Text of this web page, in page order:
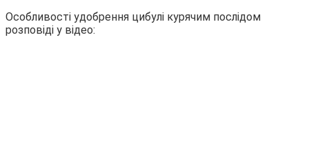
Особливості удобрення цибулі курячим послідом
розповіді у відео: